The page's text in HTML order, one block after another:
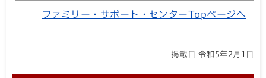
ファミリー・サポート・センターTopページへ
掲載日 令和5年2月1日